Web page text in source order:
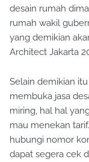
desain rumah
rumah wakil
yang demikian
Architect Jakarta
Selain demikian
membuka jasa
miring, hal hal
mau menekan
hubungi nomor
dapat segera cek